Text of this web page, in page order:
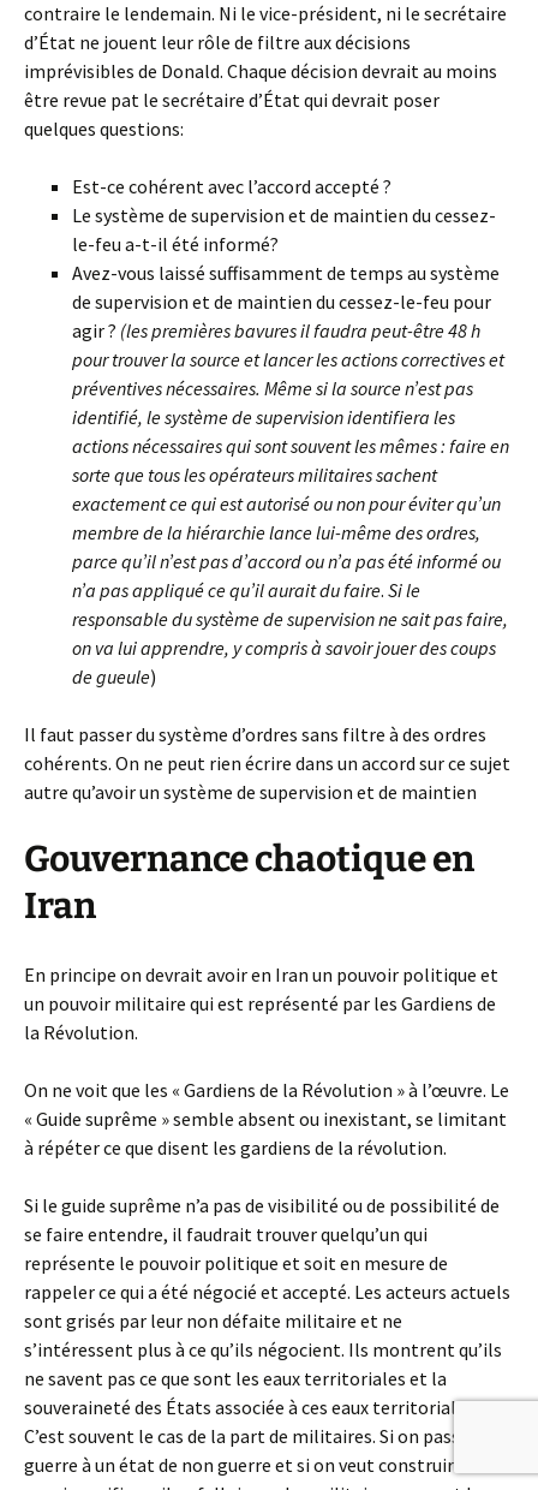
contraire le lendemain. Ni le vice-président, ni le secrétaire
d’État ne jouent leur rôle de filtre aux décisions
imprévisibles de Donald. Chaque décision devrait au moins
être revue pat le secrétaire d’État qui devrait poser
quelques questions:
Est-ce cohérent avec l’accord accepté ?
Le système de supervision et de maintien du cessez-
le-feu a-t-il été informé?
Avez-vous laissé suffisamment de temps au système
de supervision et de maintien du cessez-le-feu pour
agir ? (les premières bavures il faudra peut-être 48 h
pour trouver la source et lancer les actions correctives et
préventives nécessaires. Même si la source n’est pas
identifié, le système de supervision identifiera les
actions nécessaires qui sont souvent les mêmes : faire en
sorte que tous les opérateurs militaires sachent
exactement ce qui est autorisé ou non pour éviter qu’un
membre de la hiérarchie lance lui-même des ordres,
parce qu’il n’est pas d’accord ou n’a pas été informé ou
n’a pas appliqué ce qu’il aurait du faire. Si le
responsable du système de supervision ne sait pas faire,
on va lui apprendre, y compris à savoir jouer des coups
de gueule)
Il faut passer du système d’ordres sans filtre à des ordres
cohérents. On ne peut rien écrire dans un accord sur ce sujet
autre qu’avoir un système de supervision et de maintien
Gouvernance chaotique en
Iran
En principe on devrait avoir en Iran un pouvoir politique et
un pouvoir militaire qui est représenté par les Gardiens de
la Révolution.
On ne voit que les « Gardiens de la Révolution » à l’œuvre. Le
« Guide suprême » semble absent ou inexistant, se limitant
à répéter ce que disent les gardiens de la révolution.
Si le guide suprême n’a pas de visibilité ou de possibilité de
se faire entendre, il faudrait trouver quelqu’un qui
représente le pouvoir politique et soit en mesure de
rappeler ce qui a été négocié et accepté. Les acteurs actuels
sont grisés par leur non défaite militaire et ne
s’intéressent plus à ce qu’ils négocient. Ils montrent qu’ils
ne savent pas ce que sont les eaux territoriales et la
souveraineté des États associée à ces eaux territoriales.
C’est souvent le cas de la part de militaires. Si on passe de la
guerre à un état de non guerre et si on veut construire un